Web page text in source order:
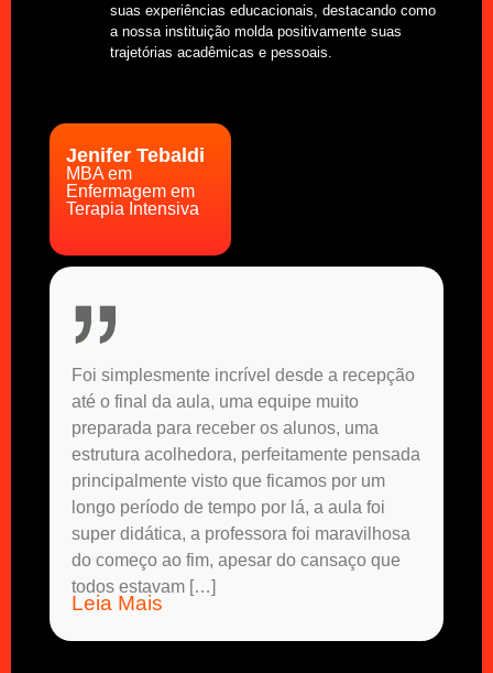
suas experiências educacionais, destacando como
a nossa instituição molda positivamente suas
trajetórias acadêmicas e pessoais.
Jenifer Tebaldi
MBA em
Enfermagem em
Terapia Intensiva
Foi simplesmente incrível desde a recepção
até o final da aula, uma equipe muito
preparada para receber os alunos, uma
estrutura acolhedora, perfeitamente pensada
principalmente visto que ficamos por um
longo período de tempo por lá, a aula foi
super didática, a professora foi maravilhosa
do começo ao fim, apesar do cansaço que
todos estavam […]
Leia Mais